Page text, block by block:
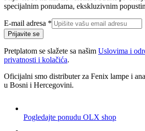
specijalnim ponudama, ekskluzivnim
adresa
E-
mail
E-mail adresa *
Prijavite se
Pretplatom se slažete sa našim Uslovima i
privatnosti i kolačića.
Oficijalni smo distributer za Fenix lampe i
u Bosni i Hercegovini.
Pogledajte ponudu OLX shop